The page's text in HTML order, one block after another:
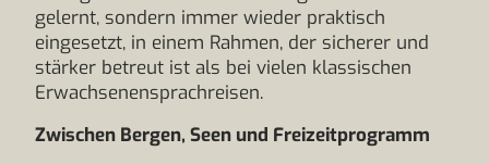
gelernt, sondern immer wieder praktisch
eingesetzt, in einem Rahmen, der sicherer und
stärker betreut ist als bei vielen klassischen
Erwachsenensprachreisen.
Zwischen Bergen, Seen und Freizeitprogramm